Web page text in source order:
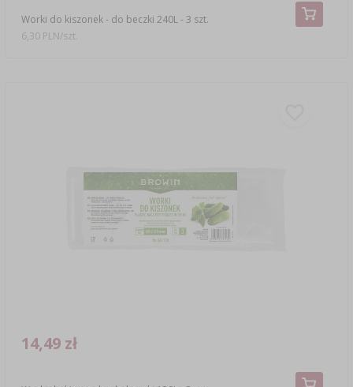
Worki do kiszonek - do beczki 240L - 3 szt.
6,30 PLN/szt.
14,49 zł